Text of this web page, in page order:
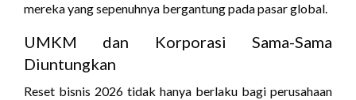
mereka yang sepenuhnya bergantung pada pasar global.
UMKM dan Korporasi Sama-Sama
Diuntungkan
Reset bisnis 2026 tidak hanya berlaku bagi perusahaan